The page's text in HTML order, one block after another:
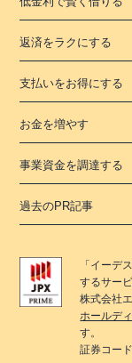
返済をラクにする
支払いをお得にする
お金を増やす
事業資金を調達する
過去のPR記事
「 イーデス
するサー
株式会社
ホールデ
す。
証券コー